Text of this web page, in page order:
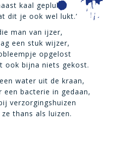
kaal geplukt,
dit je ook wel lukt.’
man van ijzer,
een stuk wijzer,
opgelost
ook bijna niets gekost.
water uit de kraan,
een bacterie in gedaan,
verzorgingshuizen
thans als luizen.